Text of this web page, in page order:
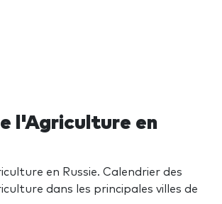
l'Agriculture en
en Russie. Calendrier des
dans les principales villes de